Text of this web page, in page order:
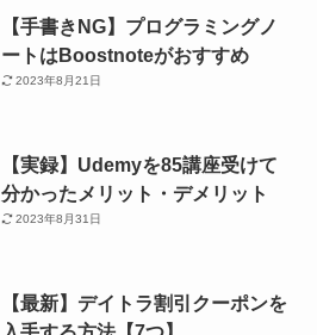
【手書きNG】プログラミングノ
ートはBoostnoteがおすすめ
2023年8月21日
【実録】Udemyを85講座受けて
分かったメリット・デメリット
2023年8月31日
【最新】デイトラ割引クーポンを